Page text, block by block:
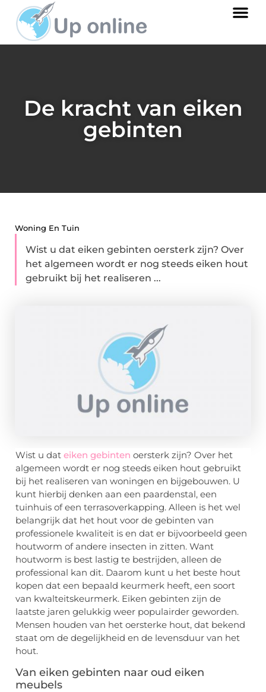
De kracht van eiken
gebinten
Woning En Tuin
Wist u dat eiken gebinten oersterk zijn? Over
het algemeen wordt er nog steeds eiken hout
gebruikt bij het realiseren ...
Wist u dat eiken gebinten oersterk zijn? Over het
algemeen wordt er nog steeds eiken hout gebruikt
bij het realiseren van woningen en bijgebouwen. U
kunt hierbij denken aan een paardenstal, een
tuinhuis of een terrasoverkapping. Alleen is het wel
belangrijk dat het hout voor de gebinten van
professionele kwaliteit is en dat er bijvoorbeeld geen
houtworm of andere insecten in zitten. Want
houtworm is best lastig te bestrijden, alleen de
professional kan dit. Daarom kunt u het beste hout
kopen dat een bepaald keurmerk heeft, een soort
van kwalteitskeurmerk. Eiken gebinten zijn de
laatste jaren gelukkig weer populairder geworden.
Mensen houden van het oersterke hout, dat bekend
staat om de degelijkheid en de levensduur van het
hout.
Van eiken gebinten naar oud eiken
meubels